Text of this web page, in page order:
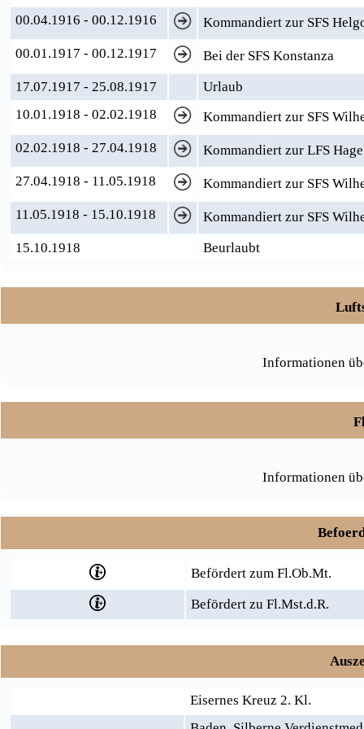
00.04.1916 - 00.12.1916
Kommandiert zur SFS
00.01.1917 - 00.12.1917
Bei der SFS Konstanza
17.07.1917 - 25.08.1917
Urlaub
10.01.1918 - 02.02.1918
Kommandiert zur SFS
02.02.1918 - 27.04.1918
Kommandiert zur LFS
27.04.1918 - 11.05.1918
Kommandiert zur SFS
11.05.1918 - 15.10.1918
Kommandiert zur SFS
15.10.1918
Beurlaubt
Informationen
Informationen
Befördert zum Fl.Ob.Mt.
Befördert zu Fl.Mst.d.R.
Eisernes Kreuz 2. Kl.